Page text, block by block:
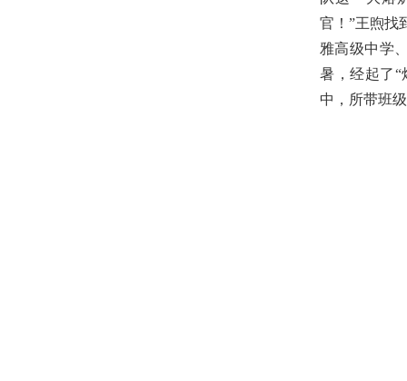
官！”王煦找
雅高级中学
暑，经起了“
中，所带班